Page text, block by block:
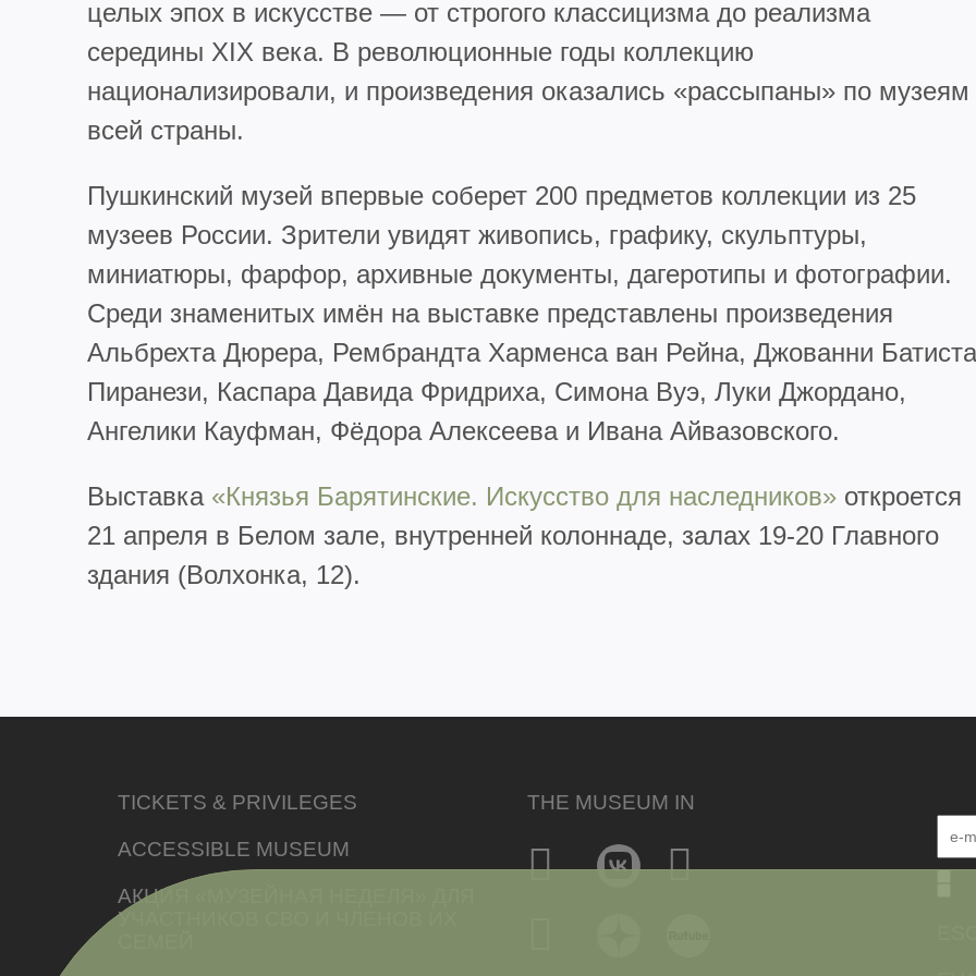
целых эпох в искусстве — от строгого классицизма до реализма
середины XIX века. В революционные годы коллекцию
национализировали, и произведения оказались «рассыпаны» по музеям
всей страны.
Пушкинский музей впервые соберет 200 предметов коллекции из 25
музеев России. Зрители увидят живопись, графику, скульптуры,
миниатюры, фарфор, архивные документы, дагеротипы и фотографии.
Среди знаменитых имён на выставке представлены произведения
Альбрехта Дюрера, Рембрандта Харменса ван Рейна, Джованни Батиста
Пиранези, Каспара Давида Фридриха, Симона Вуэ, Луки Джордано,
Ангелики Кауфман, Фёдора Алексеева и Ивана Айвазовского.
Выставка «Князья Барятинские. Искусство для наследников» откроется
21 апреля в Белом зале, внутренней колоннаде, залах 19-20 Главного
здания (Волхонка, 12).
TICKETS & PRIVILEGES
ACCESSIBLE MUSEUM
АКЦИЯ «МУЗЕЙНАЯ НЕДЕЛЯ» ДЛЯ
УЧАСТНИКОВ СВО И ЧЛЕНОВ ИХ
THE MUSEUM IN